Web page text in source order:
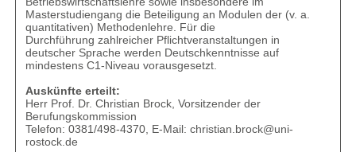
Masterstudiengang die Beteiligung an Modulen der (v. a.
quantitativen) Methodenlehre. Für die
Durchführung zahlreicher Pflichtveranstaltungen in
deutscher Sprache werden Deutschkenntnisse auf
mindestens C1-Niveau vorausgesetzt.
Auskünfte erteilt:
Herr Prof. Dr. Christian Brock, Vorsitzender der
Berufungskommission
Telefon: 0381/498-4370, E-Mail:christian.brock@uni-
rostock.de